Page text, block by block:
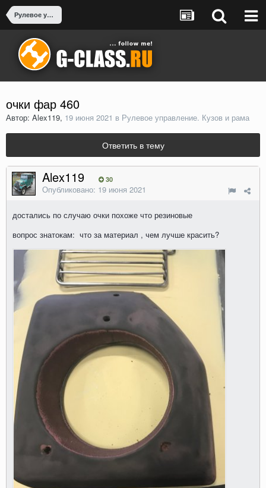
Рулевое управление. Кузов и рама
очки фар 460
Автор: Alex119, 19 июня 2021 в Рулевое управление. Кузов и рама
Ответить в тему
Alex119 30
Опубликовано: 19 июня 2021
достались по случаю очки похоже что резиновые
вопрос знатокам: что за материал , чем лучше красить?